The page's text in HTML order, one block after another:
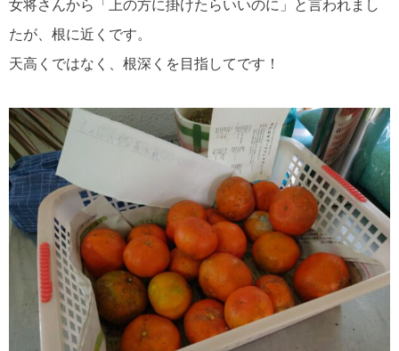
女将さんから「上の方に掛けたらいいのに」と言われまし
たが、根に近くです。
天高くではなく、根深くを目指してです！